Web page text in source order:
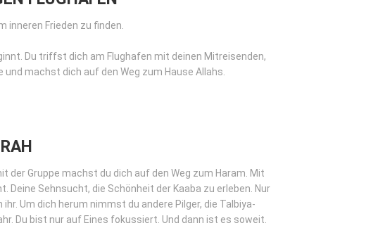
Frieden zu finden.
Du triffst dich am Flughafen mit deinen Mitreisenden,
machst dich auf den Weg zum Hause Allahs.
der Gruppe machst du dich auf den Weg zum Haram. Mit
Deine Sehnsucht, die Schönheit der Kaaba zu erleben. Nur
Um dich herum nimmst du andere Pilger, die Talbiya-
Du bist nur auf Eines fokussiert. Und dann ist es soweit.